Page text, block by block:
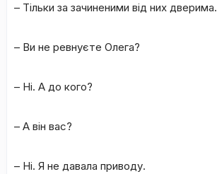
– Тільки за зачиненими від них дверима.
– Ви не ревнуєте Олега?
– Ні. А до кого?
– А він вас?
– Ні. Я не давала приводу.